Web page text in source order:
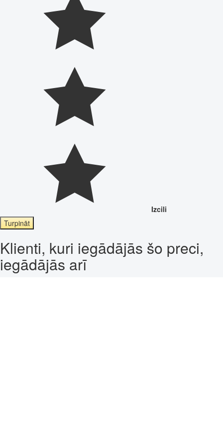
Izcili
Turpināt
Klienti, kuri iegādājās šo preci,
iegādājās arī